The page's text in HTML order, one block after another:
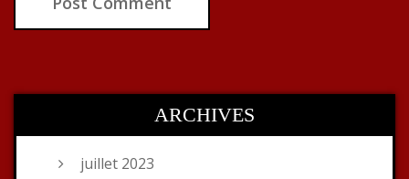
ARCHIVES
juillet 2023